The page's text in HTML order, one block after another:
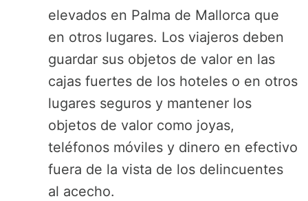
elevados en Palma de Mallorca que
en otros lugares. Los viajeros deben
guardar sus objetos de valor en las
cajas fuertes de los hoteles o en otros
lugares seguros y mantener los
objetos de valor como joyas,
teléfonos móviles y dinero en efectivo
fuera de la vista de los delincuentes
al acecho.